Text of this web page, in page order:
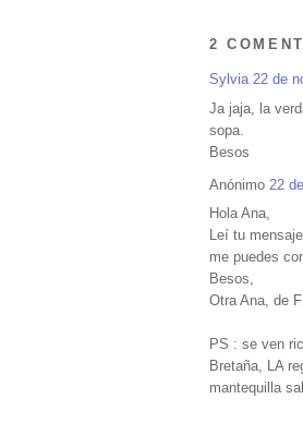
2
Sylvia 22 de
Ja jaja, la
sopa.
Besos
Anónimo 22
Hola Ana,
Leí tu
me puedes
Besos,
Otra Ana, de
PS : se ven
Bretaña, LA
mantequilla